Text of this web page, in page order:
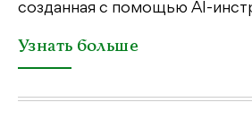
созданная с помощью AI-
Узнать больше